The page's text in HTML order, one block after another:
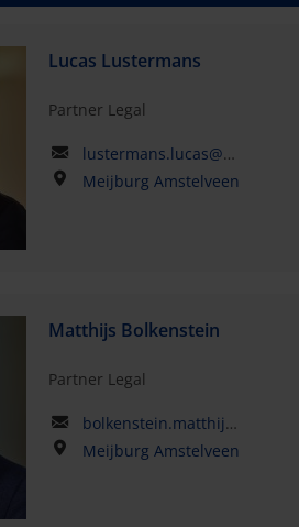
Lucas Lustermans
Partner Legal
lustermans.lucas@meijburglegal.com
Meijburg Amstelveen
Matthijs Bolkenstein
Partner Legal
bolkenstein.matthijs@meijburglegal.com
Meijburg Amstelveen